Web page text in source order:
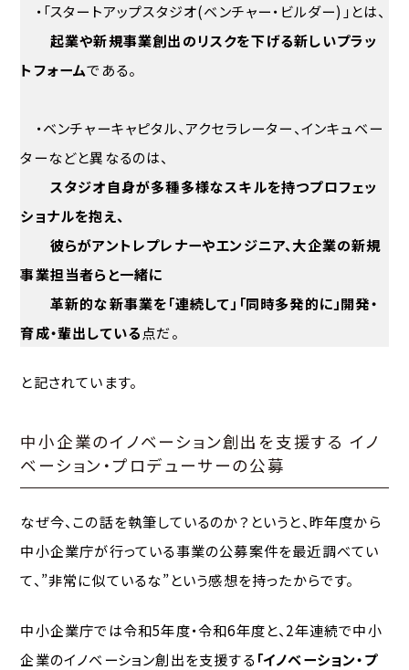
・「スタートアップスタジオ(ベンチャー・ビルダー)」とは、
起業や新規事業創出のリスクを下げる新しいプラッ
トフォームである。
・ベンチャーキャピタル、アクセラレーター、インキュベー
ターなどと異なるのは、
スタジオ自身が多種多様なスキルを持つプロフェッ
ショナルを抱え、
彼らがアントレプレナーやエンジニア、大企業の新規
事業担当者らと一緒に
革新的な新事業を「連続して」「同時多発的に」開発・
育成・輩出している点だ。
と記されています。
中小企業のイノベーション創出を支援する イノ
ベーション・プロデューサーの公募
なぜ今、この話を執筆しているのか？というと、昨年度から
中小企業庁が行っている事業の公募案件を最近調べてい
て、”非常に似ているな”という感想を持ったからです。
中小企業庁では令和5年度・令和6年度と、2年連続で中小
企業のイノベーション創出を支援する「イノベーション・プ